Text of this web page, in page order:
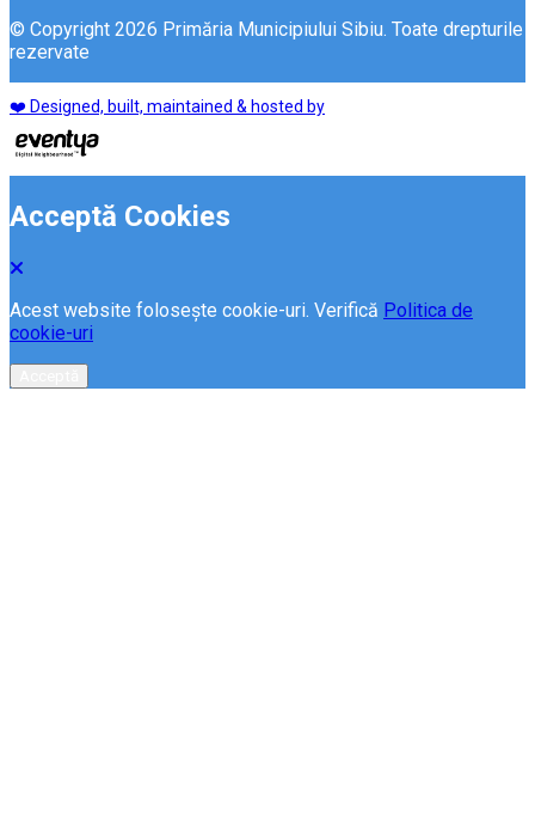
© Copyright 2026 Primăria Municipiului Sibiu. Toate drepturile
rezervate
❤️ Designed, built, maintained & hosted by
Acceptă Cookies
Acest website folosește cookie-uri. Verifică Politica de
cookie-uri